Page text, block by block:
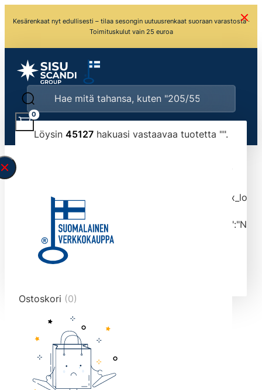
Kesärenkaat nyt edullisesti – tilaa sesongin uutuusrenkaat suoraan varastosta ·
Toimituskulut vain 25 euroa
Löysin 45127 hakuasi vastaavaa tuotetta "".
typed the search query correctly.<br>Currently
tmlmvi","meta_query":
data-original-query-vars="[]" data-page="1"
data-max-pages="4513" data-start="1" data-
end="10">
0
Ostoskori (0)